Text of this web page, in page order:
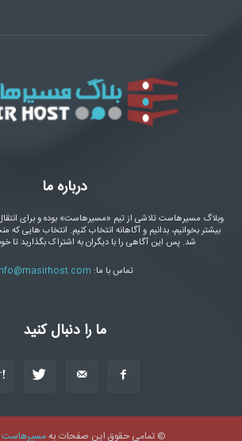
درباره ما
وبلاگ مسیرهاست تلاشی از تیم «مسیرهاست» بوده و برای
بیشتر بخوانیم، بدانیم و آگاهانه انتخاب کنیم. انتخاب هایی که
شد. پس این آگاهی را با دیگران به اشتراک بگذارید تا
تماس با ما:
ما را دنبال کنید
© تمامی حقوق این صفحات بهمسیرهاست